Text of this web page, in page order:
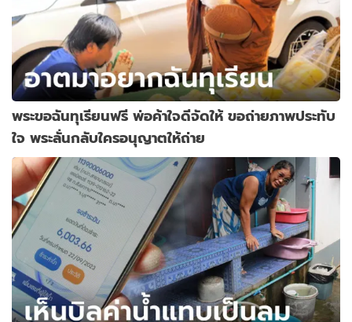
พระขอฉันทุเรียนฟรี พ่อค้าใจดีจัดให้ ขอถ่ายภาพประทับ
ใจ พระลั่นกลับใครอนุญาตให้ถ่าย